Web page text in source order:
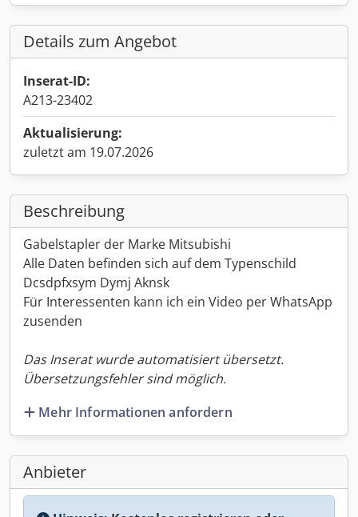
Details zum Angebot
Inserat-ID:
A213-23402
Aktualisierung:
zuletzt am 19.07.2026
Beschreibung
Gabelstapler der Marke Mitsubishi
Alle Daten befinden sich auf dem Typenschild
Dcsdpfxsym Dymj Aknsk
Für Interessenten kann ich ein Video per WhatsApp
zusenden
Das Inserat wurde automatisiert übersetzt.
Übersetzungsfehler sind möglich.
Mehr Informationen anfordern
Anbieter